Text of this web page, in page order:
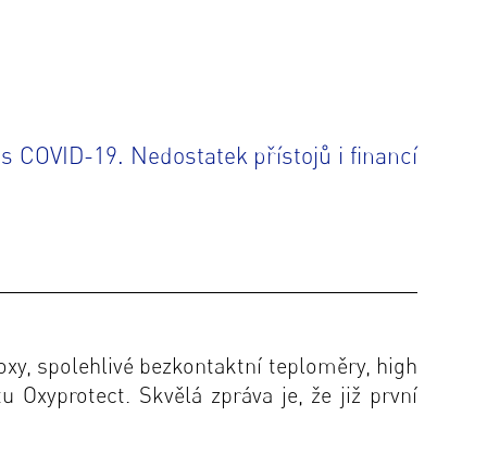
COVID-19. Nedostatek přístojů i financí
spolehlivé bezkontaktní teploměry, high
Oxyprotect. Skvělá zpráva je, že již první